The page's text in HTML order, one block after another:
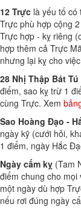
12 Trực là yếu tố có
Trực phù hợp cộng
Trực hợp - kỵ riêng
hợp thêm cả Trực
nhưng lại kỵ cho
28 Nhị Thập Bát Tú
điểm, sao kỵ trừ 1
cùng Trực. Xem
Sao Hoàng Đạo -
ngày kỹ (cưới hỏi,
1 điểm, ngày Hắc
Ngày cấm kỵ (Tam
điểm chung cho
một ngày dù hợp
nếu rơi đúng ngày